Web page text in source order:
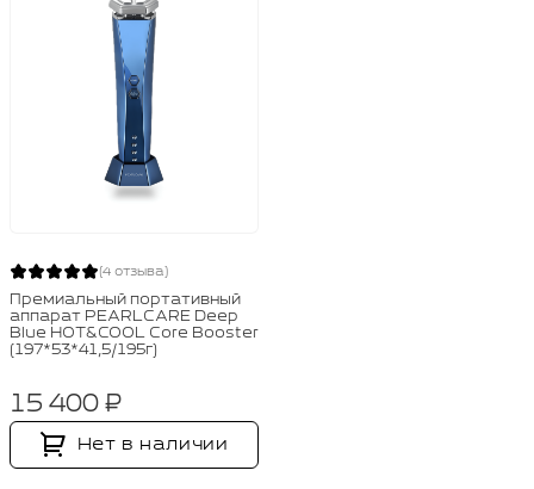
(4 отзыва)
Премиальный портативный
аппарат PEARLCARE Deep
Blue HOT&COOL Core Booster
(197*53*41,5/195г)
15 400 ₽
Нет в наличии